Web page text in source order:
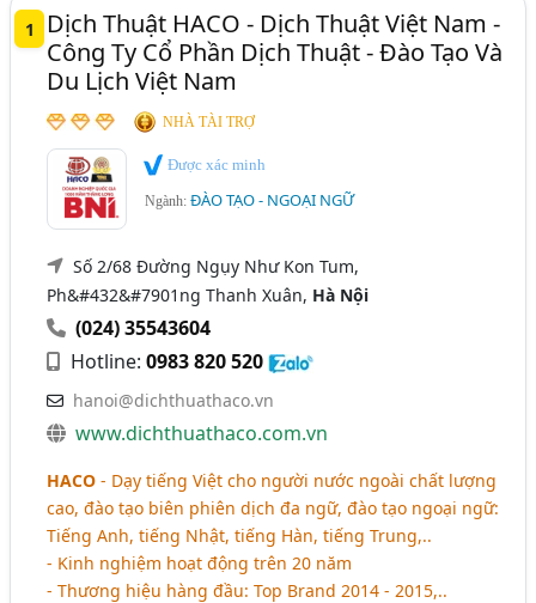
1
Dịch Thuật HACO - Dịch Thuật Việt Nam -
Công Ty Cổ Phần Dịch Thuật - Đào Tạo Và
Du Lịch Việt Nam
NHÀ TÀI TRỢ
Được xác minh
Ngành:ĐÀO TẠO - NGOẠI NGỮ
Số 2/68 Đường Ngụy Như Kon Tum,
Ph&#432&#7901ng Thanh Xuân, Hà Nội
(024) 35543604
Hotline:0983 820 520
hanoi@dichthuathaco.vn
www.dichthuathaco.com.vn
HACO - Dạy tiếng Việt cho người nước ngoài chất lượng
cao, đào tạo biên phiên dịch đa ngữ, đào tạo ngoại ngữ:
Tiếng Anh, tiếng Nhật, tiếng Hàn, tiếng Trung,..
- Kinh nghiệm hoạt động trên 20 năm
- Thương hiệu hàng đầu: Top Brand 2014 - 2015,..